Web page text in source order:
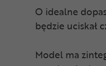
O idealne
będzie uciskał
Model ma